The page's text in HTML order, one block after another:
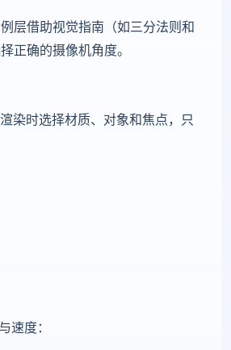
层借助视觉指南（如三分法则和
正确的摄像机角度。
染时选择材质、对象和焦点，只
速度：